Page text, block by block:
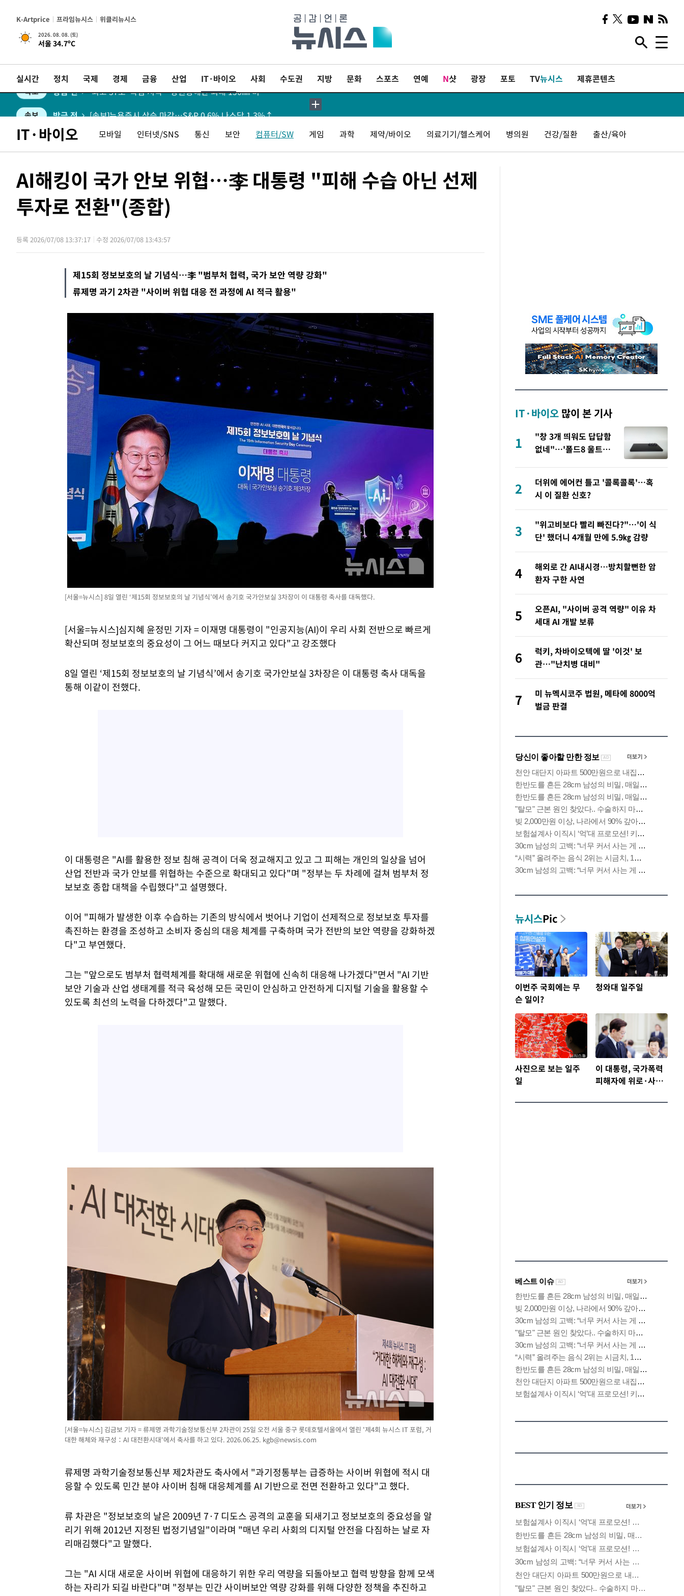
K-Artprice 프라임뉴시스 위클리뉴시스
2026. 08. 08. (토)
서울 34.7ºC
실시간 정치 국제 경제 금융 산업 IT·바이오 사회 수도권 지방 문화 스포츠 연예 N샷 광장 포토 TV뉴시스 제휴콘텐츠
속보 방금 전 축구협회 "압수수색·성접대 논란 사과…쇄신의 기회로 삼겠다"
속보 방금 전 '최고 37도' 폭염 지속…강원동해안 최대 150㎜ 비
속보
IT·바이오 모바일 인터넷/SNS 통신 보안 컴퓨터/SW 게임 과학 제약/바이오 의료기기/헬스케어 병의원 건강/질환 출산/육아
AI해킹이 국가 안보 위협…李 대통령 "피해 수습 아닌 선제
투자로 전환"(종합)
등록 2026/07/08 13:37:17 수정 2026/07/08 13:43:57
제15회 정보보호의 날 기념식…李 "범부처 협력, 국가 보안 역량 강화"
류제명 과기 2차관 "사이버 위협 대응 전 과정에 AI 적극 활용"
[서울=뉴시스] 8일 열린 ‘제15회 정보보호의 날 기념식’에서 송기호 국가안보실 3차장이 이 대통령 축사를 대독했다.
[서울=뉴시스]심지혜 윤정민 기자 = 이재명 대통령이 "인공지능(AI)이 우리 사회 전반으로 빠르게
확산되며 정보보호의 중요성이 그 어느 때보다 커지고 있다"고 강조했다
8일 열린 ‘제15회 정보보호의 날 기념식’에서 송기호 국가안보실 3차장은 이 대통령 축사 대독을
통해 이같이 전했다.
이 대통령은 "AI를 활용한 정보 침해 공격이 더욱 정교해지고 있고 그 피해는 개인의 일상을 넘어
산업 전반과 국가 안보를 위협하는 수준으로 확대되고 있다"며 "정부는 두 차례에 걸쳐 범부처 정
보보호 종합 대책을 수립했다"고 설명했다.
이어 "피해가 발생한 이후 수습하는 기존의 방식에서 벗어나 기업이 선제적으로 정보보호 투자를
촉진하는 환경을 조성하고 소비자 중심의 대응 체계를 구축하며 국가 전반의 보안 역량을 강화하겠
다"고 부연했다.
그는 "앞으로도 범부처 협력체계를 확대해 새로운 위협에 신속히 대응해 나가겠다"면서 "AI 기반
보안 기술과 산업 생태계를 적극 육성해 모든 국민이 안심하고 안전하게 디지털 기술을 활용할 수
있도록 최선의 노력을 다하겠다"고 말했다.
[서울=뉴시스] 김금보 기자 = 류제명 과학기술정보통신부 2차관이 25일 오전 서울 중구 롯데호텔서울에서 열린 '제4회 뉴시스 IT 포럼, 거
대한 해체와 재구성：AI 대전환시대'에서 축사를 하고 있다. 2026.06.25. kgb@newsis.com
류제명 과학기술정보통신부 제2차관도 축사에서 "과기정통부는 급증하는 사이버 위협에 적시 대
응할 수 있도록 민간 분야 사이버 침해 대응체계를 AI 기반으로 전면 전환하고 있다"고 했다.
류 차관은 "정보보호의 날은 2009년 7·7 디도스 공격의 교훈을 되새기고 정보보호의 중요성을 알
리기 위해 2012년 지정된 법정기념일"이라며 "매년 우리 사회의 디지털 안전을 다짐하는 날로 자
리매김했다"고 말했다.
그는 "AI 시대 새로운 사이버 위협에 대응하기 위한 우리 역량을 되돌아보고 협력 방향을 함께 모색
하는 자리가 되길 바란다"며 "정부는 민간 사이버보안 역량 강화를 위해 다양한 정책을 추진하고
IT·바이오 많이 본 기사
1
"창 3개 띄워도 답답함
없네"…'폴드8 울트
2
더위에 에어컨 틀고 '콜록콜록'…혹
시 이 질환 신호?
3
"위고비보다 빨리 빠진다?"…'이 식
단' 했더니 4개월 만에 5.9㎏ 감량
4
해외로 간 AI내시경…방치할뻔한 암
환자 구한 사연
5
오픈AI, "사이버 공격 역량" 이유 차
세대 AI 개발 보류
6
럭키, 차바이오텍에 딸 '이것' 보
관…"난치병 대비"
7
미 뉴멕시코주 법원, 메타에 8000억
벌금 판결
뉴시스Pic
이번주 국회에는 무
슨 일이?
청와대 일주일
사진으로 보는 일주
일
이 대통령, 국가폭력
피해자에 위로·사
고 치유"